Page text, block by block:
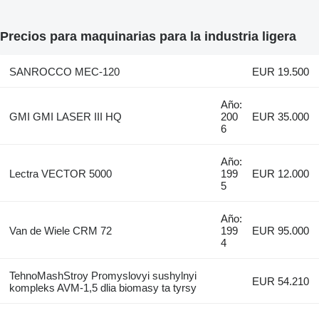
Precios para maquinarias para la industria ligera
SANROCCO MEC-120 EUR 19.500
GMI GMI LASER III HQ
Año:
200
6
EUR 35.000
Lectra VECTOR 5000
Año:
199
5
EUR 12.000
Van de Wiele CRM 72
Año:
199
4
EUR 95.000
TehnoMashStroy Promyslovyi sushylnyi
kompleks AVM-1,5 dlia biomasy ta tyrsy
EUR 54.210